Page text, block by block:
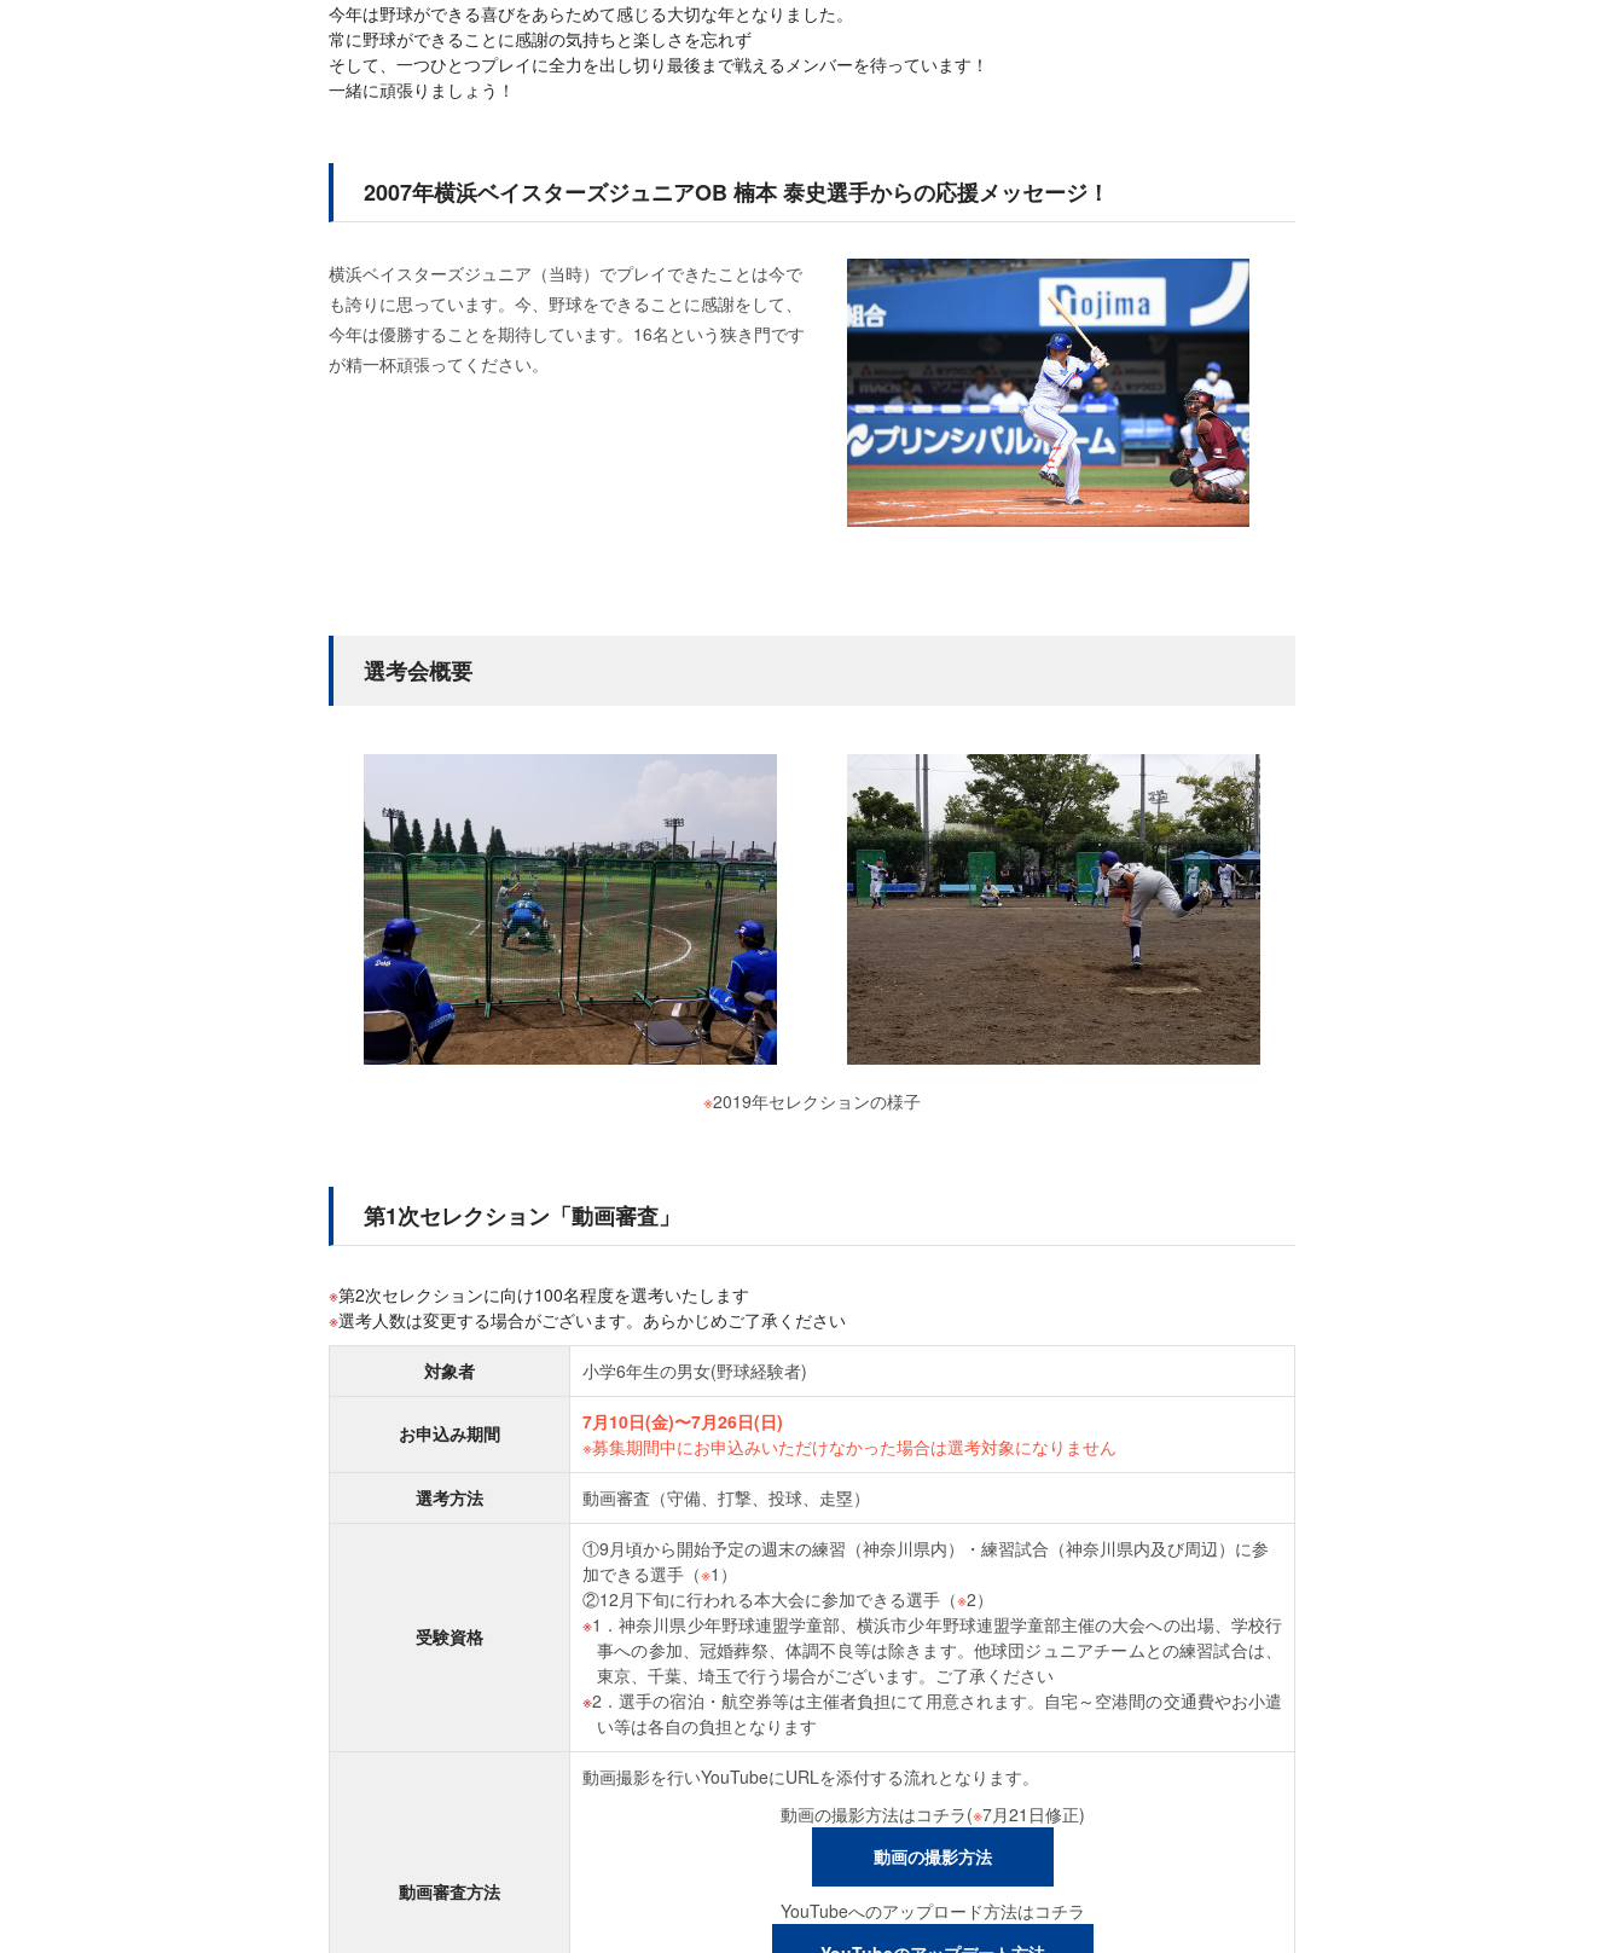
今年は野球ができる喜びをあらためて感じる大切な年となりました。
常に野球ができることに感謝の気持ちと楽しさを忘れず
そして、一つひとつプレイに全力を出し切り最後まで戦えるメンバーを待っています！
一緒に頑張りましょう！
2007年横浜ベイスターズジュニアOB 楠本 泰史選手からの応援メッセージ！
横浜ベイスターズジュニア（当時）でプレイできたことは今で
も誇りに思っています。今、野球をできることに感謝をして、
今年は優勝することを期待しています。16名という狭き門です
が精一杯頑張ってください。
選考会概要
※2019年セレクションの様子
第1次セレクション「動画審査」
第2次セレクションに向け100名程度を選考いたします
選考人数は変更する場合がございます。あらかじめご了承ください
対象者 小学6年生の男女(野球経験者)
お申込み期間
7月10日(金)〜7月26日(日)
※募集期間中にお申込みいただけなかった場合は選考対象になりません
選考方法 動画審査（守備、打撃、投球、走塁）
受験資格
①9月頃から開始予定の週末の練習（神奈川県内）・練習試合（神奈川県内及び周辺）に参
加できる選手（※1）
②12月下旬に行われる本大会に参加できる選手（※2）
1．神奈川県少年野球連盟学童部、横浜市少年野球連盟学童部主催の大会への出場、学校行
事への参加、冠婚葬祭、体調不良等は除きます。他球団ジュニアチームとの練習試合は、
東京、千葉、埼玉で行う場合がございます。ご了承ください
2．選手の宿泊・航空券等は主催者負担にて用意されます。自宅～空港間の交通費やお小遣
い等は各自の負担となります
動画審査方法
動画撮影を行いYouTubeにURLを添付する流れとなります。
動画の撮影方法はコチラ(※7月21日修正)
動画の撮影方法
YouTubeへのアップロード方法はコチラ